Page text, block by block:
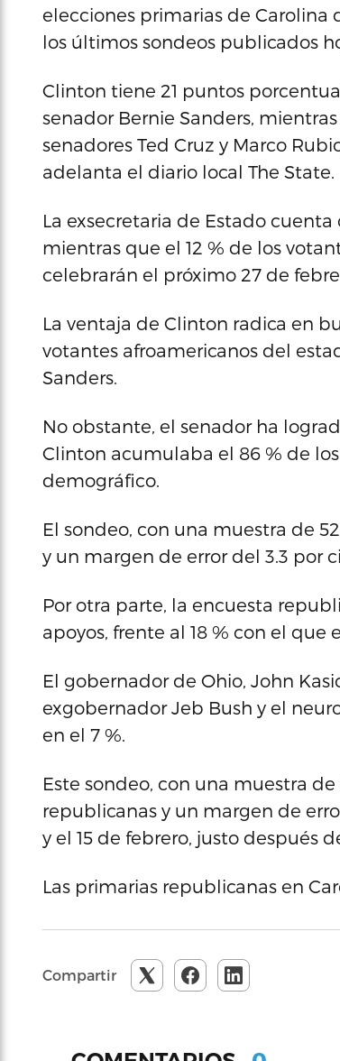
elecciones primarias de Carolina
los últimos sondeos publicados
Clinton tiene 21 puntos
senador Bernie Sanders,
senadores Ted Cruz y Marco
adelanta el diario local The State.
La exsecretaria de Estado cuenta
mientras que el 12 % de los
celebrarán el próximo 27 de
La ventaja de Clinton radica en
votantes afroamericanos del
Sanders.
No obstante, el senador ha
Clinton acumulaba el 86 % de los
demográfico.
El sondeo, con una muestra de
y un margen de error del 3.3 por
Por otra parte, la encuesta
apoyos, frente al 18 % con el que
El gobernador de Ohio, John
exgobernador Jeb Bush y el
en el 7 %.
Este sondeo, con una muestra
republicanas y un margen de
y el 15 de febrero, justo después
Las primarias republicanas en
Compartir